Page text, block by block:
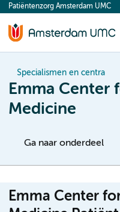
content
Patiëntenzorg Amsterdam UMC
Specialismen en centra
Emma Center
Medicine
Ga naar onderdeel
Emma Center